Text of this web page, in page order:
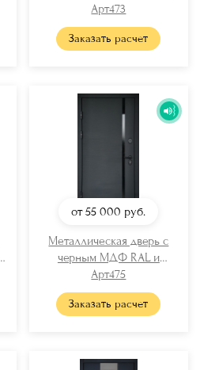
ручкой
Арт473
Заказать расчет
от 55 000 руб.
Металлическая дверь с
черным МДФ RAL и
вертикальной стеклянной
полосой
Арт475
Заказать расчет